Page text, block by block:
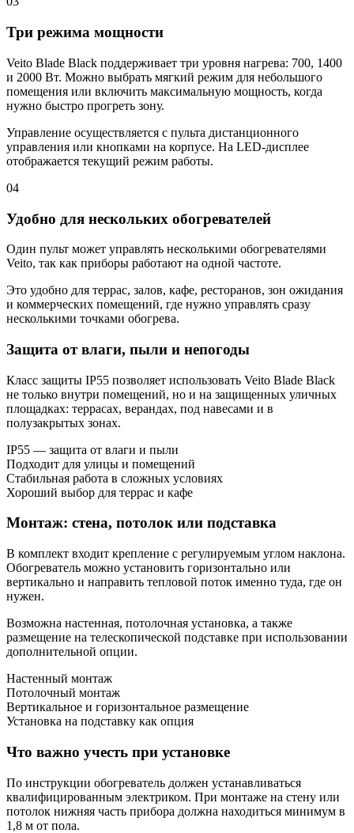
Три режима мощности
Veito Blade Black поддерживает три уровня нагрева: 700, 1400
и 2000 Вт. Можно выбрать мягкий режим для небольшого
помещения или включить максимальную мощность, когда
нужно быстро прогреть зону.
Управление осуществляется с пульта дистанционного
управления или кнопками на корпусе. На LED-дисплее
отображается текущий режим работы.
04
Удобно для нескольких обогревателей
Один пульт может управлять несколькими обогревателями
Veito, так как приборы работают на одной частоте.
Это удобно для террас, залов, кафе, ресторанов, зон ожидания
и коммерческих помещений, где нужно управлять сразу
несколькими точками обогрева.
Защита от влаги, пыли и непогоды
Класс защиты IP55 позволяет использовать Veito Blade Black
не только внутри помещений, но и на защищенных уличных
площадках: террасах, верандах, под навесами и в
полузакрытых зонах.
IP55 — защита от влаги и пыли
Подходит для улицы и помещений
Стабильная работа в сложных условиях
Хороший выбор для террас и кафе
Монтаж: стена, потолок или подставка
В комплект входит крепление с регулируемым углом наклона.
Обогреватель можно установить горизонтально или
вертикально и направить тепловой поток именно туда, где он
нужен.
Возможна настенная, потолочная установка, а также
размещение на телескопической подставке при использовании
дополнительной опции.
Настенный монтаж
Потолочный монтаж
Вертикальное и горизонтальное размещение
Установка на подставку как опция
Что важно учесть при установке
По инструкции обогреватель должен устанавливаться
квалифицированным электриком. При монтаже на стену или
потолок нижняя часть прибора должна находиться минимум в
1,8 м от пола.